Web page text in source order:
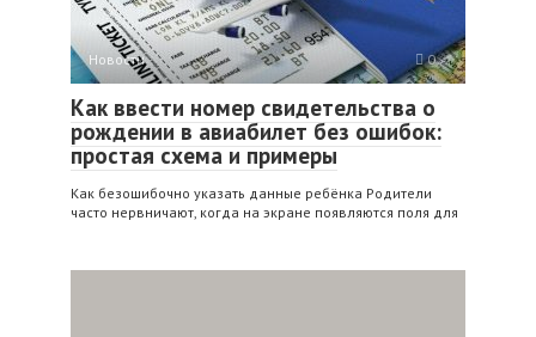
Новости 0
Как ввести номер свидетельства о
рождении в авиабилет без ошибок:
простая схема и примеры
Как безошибочно указать данные ребёнка Родители
часто нервничают, когда на экране появляются поля для